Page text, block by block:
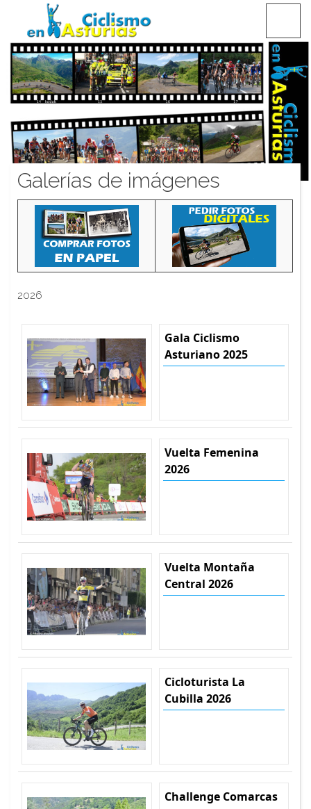
CICLISMO EN ASTURIAS
Galerías de imágenes
2026
Gala Ciclismo
Asturiano 2025
Vuelta Femenina
2026
Vuelta Montaña
Central 2026
Cicloturista La
Cubilla 2026
Challenge Comarcas